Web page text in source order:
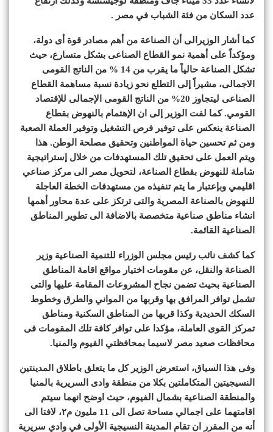
عدد السكان من فئة الشباب في مصر .
كما أشار الوزيرالى أن الصناعة من أهم مصادر قوة أى دولة،
ومؤكداً على أهمية نمو القطاع الصناعى بشكل متسارع، حيث
تشكل الصناعة حالياً ما يقرب من 14 % من الناتج القومى
الاجمالى، مشيراً إلى التطلع نحو زيادة نسبة مساهمة القطاع
الصناعى ليتجاوز 20% من الناتج القومى الإجمالى للإقتصاد
القومي. كما لفت الوزير إلى ان الإهتمام بالنهوض بقطاع
الصناعة ينعكس على توفير فرص التشغيل وتوفير العملة الصعبة
ومن ثم تحسين حياة المواطنين وتحقيق مصلحة الوطن. هذا
ويتم العمل على تحقيق تلك المستهدفات من خلال إستراتيجية
شاملة للنهوض بقطاع الصناعة، لتحويل مصر الى مركز صناعي
اقليمي وبإعتبار ما يتم تنفيذه من مستهدفات الخطة العاجلة
للنهوض بالصناعة المصرية والتى ترتكز على عدة محاور أهمها
انشاء مناطق صناعية متخصصة بالاضافة الى تطوير المناطق
الصناعية القائمة.
كما كشف نائب رئيس مجلس الوزراء للتنمية الصناعية وزير
الصناعة والنقل، عن مقومات اختيار مواقع اقامة المناطق
الصناعية بحيث تضمن نجاح المشروعات المقامة عليها والتى
تشمل توافر المرافق بها وقربها من المواني والطرق وخطوط
السكك الحديدية وكذا قربها من المناطق السكنية ومناطق
تمركز القوى العاملة، مؤكدا على توافر كافة تلك المقومات فى
محافظات صعيد مصر لاسيما بمحافظتي الفيوم والمنيا.
وفى هذا السياق، استعرض الوزير كل ما يتعلق باطلاق المدينتين
النسيجيتين المتكاملتين بكلا من منطقة وادى السريرية بالمنيا
والمنطقة الصناعية بشمال الفيوم، حيث اوضح انهما سيتم
اقامتهما على اجمالي مساحة تصل الى 11 مليون م٢، لافتا الى
أنه من المقرر ان تقام المدينة النسيجية الأولى في وادي سريرية